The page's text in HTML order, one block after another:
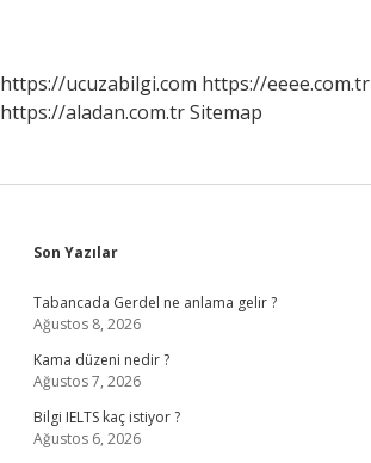
Sınıf
https://ucuzabilgi.com https://eeee.com.tr
https://aladan.com.trSitemap
Sidebar
Son Yazılar
Tabancada Gerdel ne anlama gelir ?
Ağustos 8, 2026
Kama düzeni nedir ?
Ağustos 7, 2026
Bilgi IELTS kaç istiyor ?
Ağustos 6, 2026